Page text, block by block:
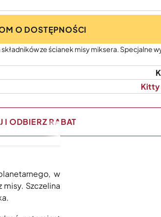
O DOSTĘPNOŚCI
składników ze ścianek misy miksera. Specjalne
Kitty
I ODBIERZ RABAT
w
Szczelina